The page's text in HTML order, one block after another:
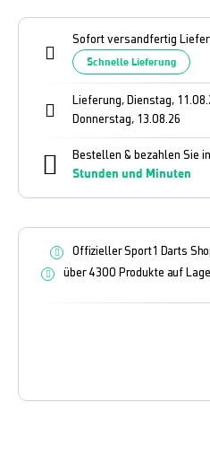
Sofort versandfertig
Schnelle Lieferung
Lieferung, Dienstag,
Donnerstag, 13.08.26
Bestellen & bezahlen Sie
Stunden und Minuten
Offizieller Sport1 Darts
über 4300 Produkte auf